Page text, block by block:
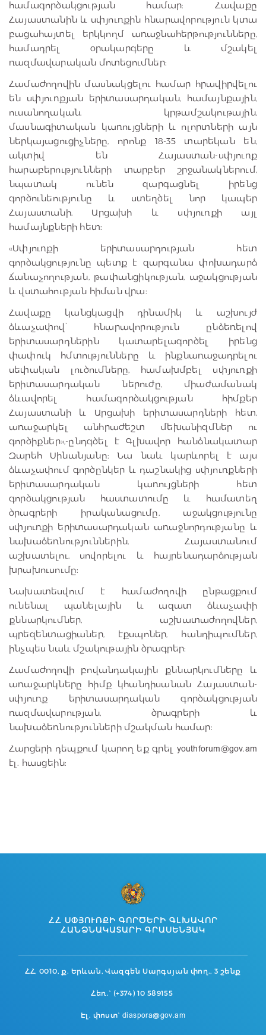
համագործակցության համար: Հավաքը
Հայաստանին և սփյուռքին հնարավորություն կտա
բացահայտել երկկողմ առաջնահերթությունները,
համադրել օրակարգերը և մշակել
ռազմավարական մոտեցումներ:
Համաժողովին մասնակցելու համար հրավիրվելու
են սփյուռքյան երիտասարդական, համայնքային,
ուսանողական, կրթամշակութային,
մասնագիտական կառույցների և ոլորտների այն
ներկայացուցիչները, որոնք 18-35 տարեկան են,
ակտիվ են Հայաստան-սփյուռք
հարաբերությունների տարբեր շրջանակներում,
նպատակ ունեն զարգացնել իրենց
գործունեությունը և ստեղծել նոր կապեր
Հայաստանի, Արցախի և սփյուռքի այլ
համայնքների հետ:
«Սփյուռքի երիտասարդության հետ
գործակցությունը պետք է զարգանա փոխադարձ
ճանաչողության, թափանցիկության, աջակցության
և վստահության հիման վրա:
Հավաքը կանցկացվի դինամիկ և աշխույժ
ձևաչափով՝ հնարավորություն ընձեռելով
երիտասարդներին կատարելագործել իրենց
փափուկ հմտությունները և ինքնառաջադրելու
սեփական լուծումները, համախմբել սփյուռքի
երիտասարդական ներուժը, միաժամանակ
ձևավորել համագործակցության հիմքեր
Հայաստանի և Արցախի երիտասարդների հետ,
առաջարկել անհրաժեշտ մեխանիզմներ ու
գործիքներ»,-ընդգծել է Գլխավոր հանձնակատար
Զարեհ Սինանյանը: Նա նաև կարևորել է այս
ձևաչափում գործընկեր և դաշնակից սփյուռքների
երիտասարդական կառույցների հետ
գործակցության հաստատումը և համատեղ
ծրագրերի իրականացումը, աջակցությունը
սփյուռքի երիտասարդական առաջնորդությանը և
նախաձեռնություններին, Հայաստանում
աշխատելու, սովորելու և հայրենադարձության
խրախուսումը:
Նախատեսվում է համաժողովի ընթացքում
ունենալ պանելային և ազատ ձևաչափի
քննարկումներ, աշխատաժողովներ,
պրեզենտացիաներ, էքսպոներ, հանդիպումներ,
ինչպես նաև մշակութային ծրագրեր:
Համաժողովի բովանդակային քննարկումները և
առաջարկները հիմք կհանդիսանան Հայաստան-
սփյուռք երիտասարդական գործակցության
ռազմավարության, ծրագրերի և
նախաձեռնությունների մշակման համար:
Հարցերի դեպքում կարող եք գրել youthforum@gov.am
էլ. հասցեին:
ՀՀ ՍՓՅՈՒՌՔԻ ԳՈՐԾԵՐԻ ԳԼԽԱՎՈՐ
ՀԱՆՁՆԱԿԱՏԱՐԻ ԳՐԱՍԵՆՅԱԿ
ՀՀ, 0010, ք. Երևան, Վազգեն Սարգսյան փող., 3 շենք
Հեռ.` (+374) 10 589155
Էլ. փոստ` diaspora@gov.am